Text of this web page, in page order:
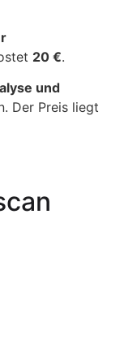
20 €.
und
Der Preis liegt